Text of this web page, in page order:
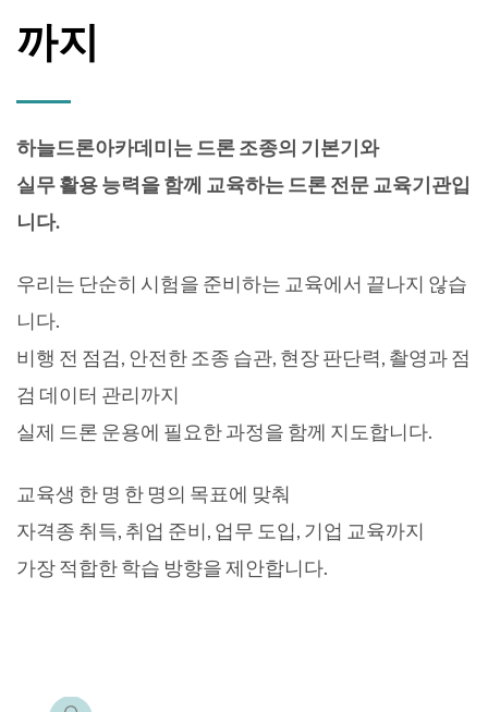
까지
하늘드론아카데미는 드론 조종의 기본기와
실무 활용 능력을 함께 교육하는 드론 전문 교육기관입
니다.
우리는 단순히 시험을 준비하는 교육에서 끝나지 않습
니다.
비행 전 점검, 안전한 조종 습관, 현장 판단력, 촬영과 점
검 데이터 관리까지
실제 드론 운용에 필요한 과정을 함께 지도합니다.
교육생 한 명 한 명의 목표에 맞춰
자격종 취득, 취업 준비, 업무 도입, 기업 교육까지
가장 적합한 학습 방향을 제안합니다.